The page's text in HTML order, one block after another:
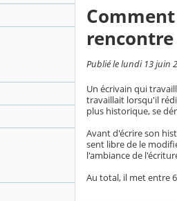
Publié le lundi 13 juin
Un écrivain qui
travaillait lorsqu'il
plus historique, se
Avant d'écrire son
sent libre de le
l'ambiance de
Au total, il met entre